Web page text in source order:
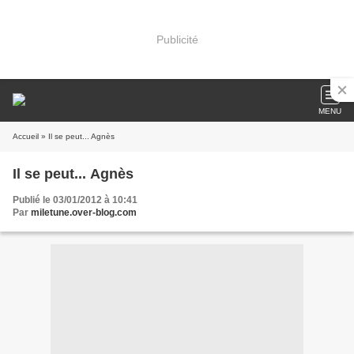
Publicité
MENU
Accueil » Il se peut... Agnès
Il se peut... Agnès
Publié le 03/01/2012 à 10:41
Par miletune.over-blog.com